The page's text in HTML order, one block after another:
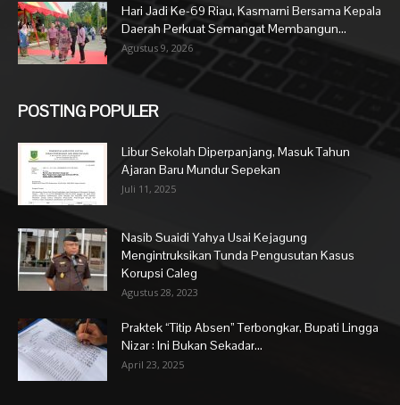
Hari Jadi Ke-69 Riau, Kasmarni Bersama Kepala
Daerah Perkuat Semangat Membangun...
Agustus 9, 2026
POSTING POPULER
Libur Sekolah Diperpanjang, Masuk Tahun
Ajaran Baru Mundur Sepekan
Juli 11, 2025
Nasib Suaidi Yahya Usai Kejagung
Mengintruksikan Tunda Pengusutan Kasus
Korupsi Caleg
Agustus 28, 2023
Praktek “Titip Absen” Terbongkar, Bupati Lingga
Nizar : Ini Bukan Sekadar...
April 23, 2025